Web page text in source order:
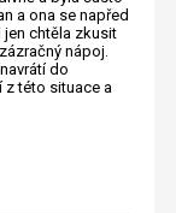
a ona se napřed
jen chtěla zkusit
nápoj.
do
z této situace a